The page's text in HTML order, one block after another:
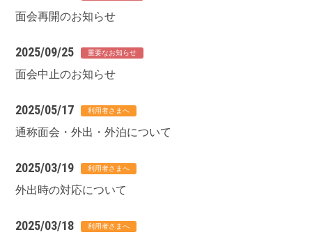
面会再開のお知らせ
2025/09/25
面会中止のお知らせ
2025/05/17
通称面会・外出・外泊について
2025/03/19
外出時の対応について
2025/03/18